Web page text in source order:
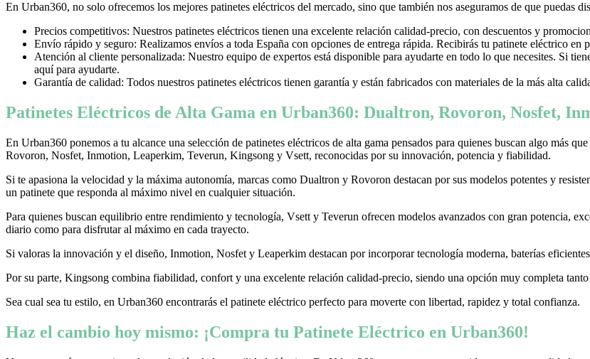
En Urban360, no solo ofrecemos los mejores patinetes eléctricos del mercado, sino que también nos aseguramos de que puedas
Precios competitivos: Nuestros patinetes eléctricos tienen una excelente relación calidad-precio, con descuentos y
Envío rápido y seguro: Realizamos envíos a toda España con opciones de entrega rápida. Recibirás tu patinete eléctrico en
Atención al cliente personalizada: Nuestro equipo de expertos está disponible para ayudarte en todo lo que necesites. Si
aquí para ayudarte.
Garantía de calidad: Todos nuestros patinetes eléctricos tienen garantía y están fabricados con materiales de la más alta
Patinetes Eléctricos de Alta Gama en Urban360: Dualtron, Rovoron, Nosfet,
En Urban360 ponemos a tu alcance una selección de patinetes eléctricos de alta gama pensados para quienes buscan algo más
Rovoron, Nosfet, Inmotion, Leaperkim, Teverun, Kingsong y Vsett, reconocidas por su innovación, potencia y fiabilidad.
Si te apasiona la velocidad y la máxima autonomía, marcas como Dualtron y Rovoron destacan por sus modelos potentes y
un patinete que responda al máximo nivel en cualquier situación.
Para quienes buscan equilibrio entre rendimiento y tecnología, Vsett y Teverun ofrecen modelos avanzados con gran potencia,
diario como para disfrutar al máximo en cada trayecto.
Si valoras la innovación y el diseño, Inmotion, Nosfet y Leaperkim destacan por incorporar tecnología moderna, baterías
Por su parte, Kingsong combina fiabilidad, confort y una excelente relación calidad-precio, siendo una opción muy completa
Sea cual sea tu estilo, en Urban360 encontrarás el patinete eléctrico perfecto para moverte con libertad, rapidez y total confianza.
Haz el cambio hoy mismo: ¡Compra tu Patinete Eléctrico en Urban360!